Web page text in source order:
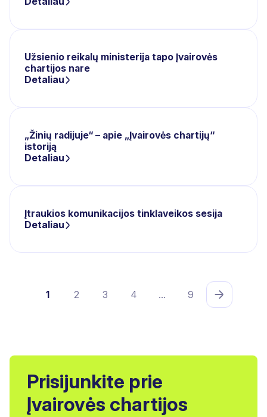
Užsienio reikalų ministerija tapo Įvairovės
chartijos nare
Detaliau
„Žinių radijuje“ – apie „Įvairovės chartijų“
istoriją
Detaliau
Įtraukios komunikacijos tinklaveikos sesija
Detaliau
Įrašų
1 2 3 4 … 9
Prisijunkite prie
Įvairovės chartijos